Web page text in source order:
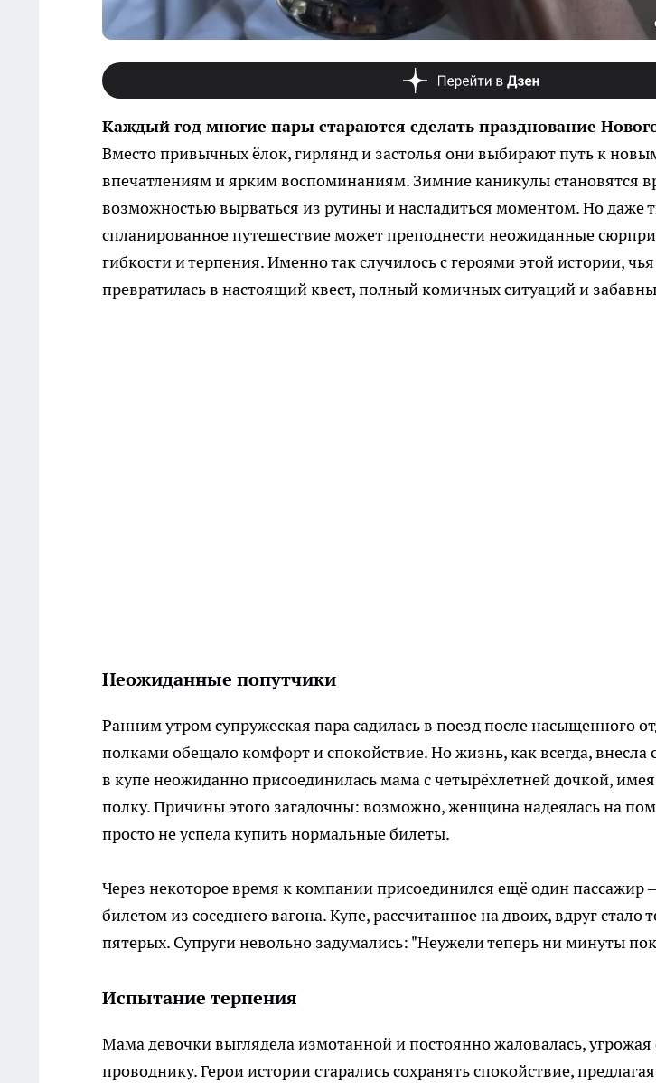
Каждый год многие пары стараются сделать празднование
Вместо привычных ёлок, гирлянд и застолья они выбирают путь к
впечатлениям и ярким воспоминаниям. Зимние каникулы становятся
возможностью вырваться из рутины и насладиться моментом. Но даже
спланированное путешествие может преподнести неожиданные
гибкости и терпения. Именно так случилось с героями этой истории,
превратилась в настоящий квест, полный комичных ситуаций и
Неожиданные попутчики
Ранним утром супружеская пара садилась в поезд после насыщенного
полками обещало комфорт и спокойствие. Но жизнь, как всегда,
в купе неожиданно присоединилась мама с четырёхлетней дочкой,
полку. Причины этого загадочны: возможно, женщина надеялась на
просто не успела купить нормальные билеты.
Через некоторое время к компании присоединился ещё один пассажир
билетом из соседнего вагона. Купе, рассчитанное на двоих, вдруг
пятерых. Супруги невольно задумались: "Неужели теперь ни минуты
Испытание терпения
Мама девочки выглядела измотанной и постоянно жаловалась, угрожая
проводнику. Герои истории старались сохранять спокойствие,